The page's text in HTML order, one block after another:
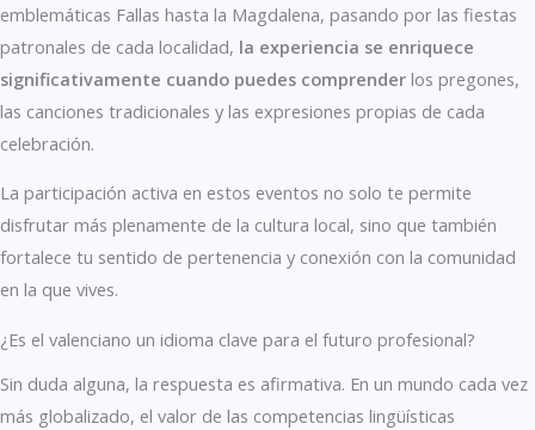
emblemáticas Fallas hasta la Magdalena, pasando por las fiestas
patronales de cada localidad, la experiencia se enriquece
significativamente cuando puedes comprender los pregones,
las canciones tradicionales y las expresiones propias de cada
celebración.
La participación activa en estos eventos no solo te permite
disfrutar más plenamente de la cultura local, sino que también
fortalece tu sentido de pertenencia y conexión con la comunidad
en la que vives.
¿Es el valenciano un idioma clave para el futuro profesional?
Sin duda alguna, la respuesta es afirmativa. En un mundo cada vez
más globalizado, el valor de las competencias lingüísticas